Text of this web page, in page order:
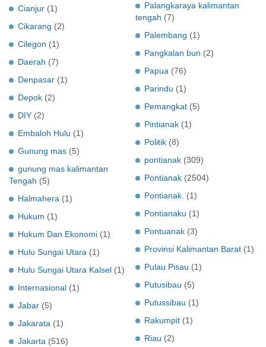
Cianjur (1)
Cikarang (2)
Cilegon (1)
Daerah (7)
Denpasar (1)
Depok (2)
DIY (2)
Embaloh Hulu (1)
Gunung mas (5)
gunung mas kalimantan
Tengah (5)
Halmahera (1)
Hukum (1)
Hukum Dan Ekonomi (1)
Hulu Sungai Utara (1)
Hulu Sungai Utara Kalsel (1)
Internasional (1)
Jabar (5)
Jakarata (1)
Jakarta (516)
Palangkaraya kalimantan
tengah (7)
Palembang (1)
Pangkalan bun (2)
Papua (76)
Parindu (1)
Pemangkat (5)
Pintianak (1)
Politik (8)
pontianak (309)
Pontianak (2504)
Pontianak. (1)
Pontianaku (1)
Pontuanak (3)
Provinsi Kalimantan Barat (1)
Pulau Pisau (1)
Putusibau (5)
Putussibau (1)
Rakumpit (1)
Riau (2)